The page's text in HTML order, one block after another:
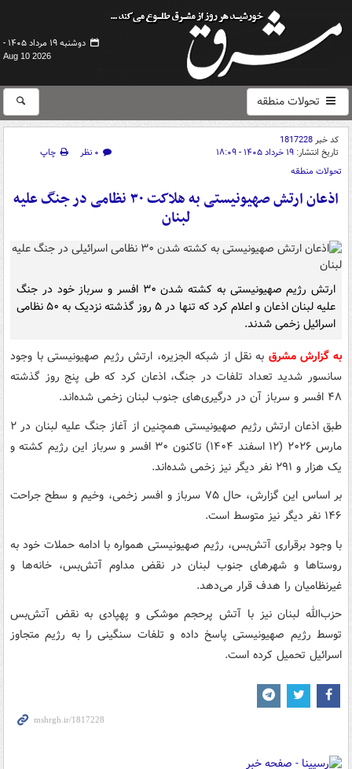
دوشنبه ۱۹ مرداد ۱۴۰۵ -
Aug 10 2026
تحولات منطقه
کد خبر1817228
تاریخ انتشار: ۱۹ خرداد ۱۴۰۵ - ۱۸:۰۹ ۰ نظر
چاپ
تحولات منطقه
اذعان ارتش صهیونیستی به هلاکت ۳۰ نظامی در جنگ علیه
لبنان
ارتش رژیم صهیونیستی به کشته شدن ۳۰ افسر و سرباز خود در جنگ
علیه لبنان اذعان و اعلام کرد که تنها در ۵ روز گذشته نزدیک به ۵۰ نظامی
اسرائیل زخمی شدند.
به گزارش مشرق به نقل از شبکه الجزیره، ارتش رژیم صهیونیستی با وجود
سانسور شدید تعداد تلفات در جنگ، اذعان کرد که طی پنج روز گذشته
۴۸ افسر و سرباز آن در درگیری‌های جنوب لبنان زخمی شده‌اند.
طبق اذعان ارتش رژیم صهیونیستی همچنین از آغاز جنگ علیه لبنان در ۲
مارس ۲۰۲۶ (۱۲ اسفند ۱۴۰۴) تاکنون ۳۰ افسر و سرباز این رژیم کشته و
یک هزار و ۲۹۱ نفر دیگر نیز زخمی شده‌اند.
بر اساس این گزارش، حال ۷۵ سرباز و افسر زخمی، وخیم و سطح جراحت
۱۴۶ نفر دیگر نیز متوسط است.
با وجود برقراری آتش‌بس، رژیم صهیونیستی همواره با ادامه حملات خود به
روستاها و شهرهای جنوب لبنان در نقض مداوم آتش‌بس، خانه‌ها و
غیرنظامیان را هدف قرار می‌دهد.
حزب‌الله لبنان نیز با آتش پرحجم موشکی و پهپادی به نقض آتش‌بس
توسط رژیم صهیونیستی پاسخ داده و تلفات سنگینی را به رژیم متجاوز
اسرائیل تحمیل کرده است.